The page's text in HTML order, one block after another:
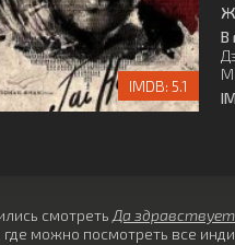
5.1
В
смотретьДа
где можно посмотреть все